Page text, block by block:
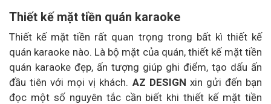
Thiết kế mặt tiền quán karaoke
Thiết kế mặt tiền rất quan trọng trong bất kì thiết kế
quán karaoke nào. Là bộ mặt của quán, thiết kế mặt tiền
quán karaoke đẹp, ấn tượng giúp ghi điểm, tạo dấu ấn
đầu tiên với mọi vị khách. AZ DESIGN xin gửi đến bạn
đọc một số nguyên tắc cần biết khi thiết kế mặt tiền